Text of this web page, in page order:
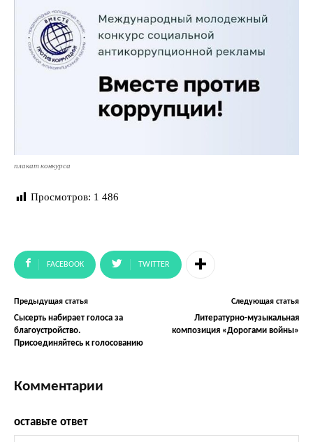
плакат конкурса
Просмотров: 1 486
FACEBOOK TWITTER
Предыдущая статья
Сысерть набирает голоса за
благоустройство.
Присоединяйтесь к голосованию
Следующая статья
Литературно-музыкальная
композиция «Дорогами войны»
Комментарии
оставьте ответ